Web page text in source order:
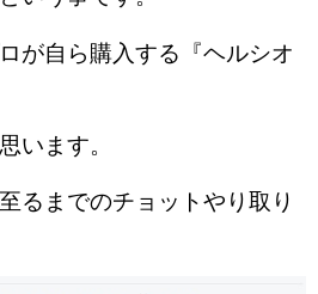
が自ら購入する『ヘルシオ
います。
るまでのチョットやり取り